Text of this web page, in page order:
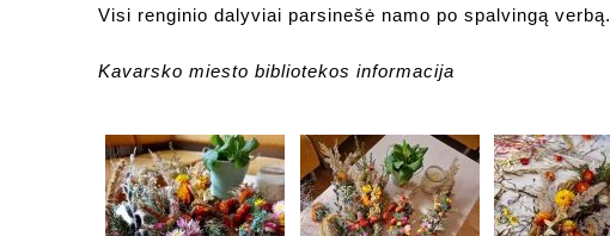
Visi renginio dalyviai parsinešė namo po spalvingą verbą.
Kavarsko miesto bibliotekos informacija